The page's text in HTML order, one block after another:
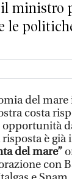
ministro
le
del mare
costa
è
del mare”
con